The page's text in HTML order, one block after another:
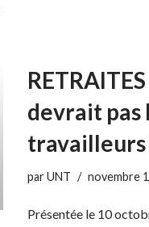
devrait pas
travailleurs
parUNT novembre
Présentée le 10